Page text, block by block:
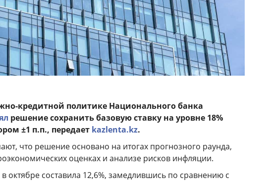
кредитной политике Национального банка
решение сохранить базовую ставку на уровне 18%
±1 п.п., передает kazlenta.kz.
что решение основано на итогах прогнозного раунда,
оценках и анализе рисков инфляции.
октябре составила 12,6%, замедлившись по сравнению с